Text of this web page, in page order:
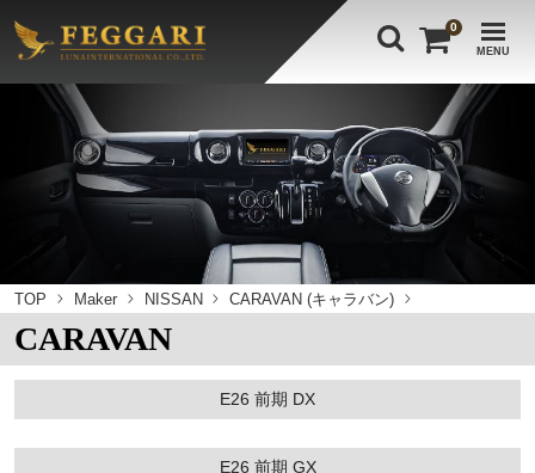
MENU
0
TOP Maker NISSAN CARAVAN (キャラバン)
CARAVAN
E26 前期 DX
E26 前期 GX